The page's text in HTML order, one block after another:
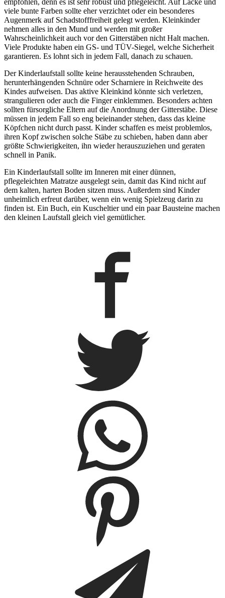
viele bunte Farben sollte eher verzichtet oder ein besonderes
Augenmerk auf Schadstofffreiheit gelegt werden. Kleinkinder
nehmen alles in den Mund und werden mit großer
Wahrscheinlichkeit auch vor den Gitterstäben nicht Halt machen.
Viele Produkte haben ein GS- und TÜV-Siegel, welche Sicherheit
garantieren. Es lohnt sich in jedem Fall, danach zu schauen.
Der Kinderlaufstall sollte keine herausstehenden Schrauben,
herunterhängenden Schnüre oder Scharniere in Reichweite des
Kindes aufweisen. Das aktive Kleinkind könnte sich verletzen,
strangulieren oder auch die Finger einklemmen. Besonders achten
sollten fürsorgliche Eltern auf die Anordnung der Gitterstäbe. Diese
müssen in jedem Fall so eng beieinander stehen, dass das kleine
Köpfchen nicht durch passt. Kinder schaffen es meist problemlos,
ihren Kopf zwischen solche Stäbe zu schieben, haben dann aber
größte Schwierigkeiten, ihn wieder herauszuziehen und geraten
schnell in Panik.
Ein Kinderlaufstall sollte im Inneren mit einer dünnen,
pflegeleichten Matratze ausgelegt sein, damit das Kind nicht auf
dem kalten, harten Boden sitzen muss. Außerdem sind Kinder
unheimlich erfreut darüber, wenn ein wenig Spielzeug darin zu
finden ist. Ein Buch, ein Kuscheltier und ein paar Bausteine machen
den kleinen Laufstall gleich viel gemütlicher.